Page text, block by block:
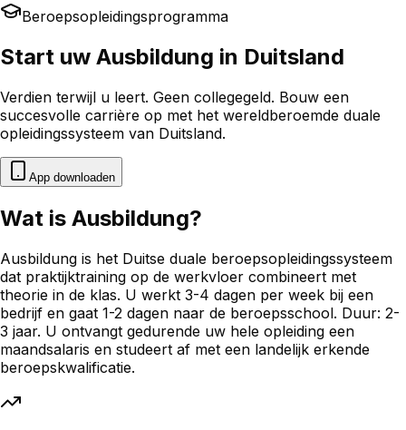
Beroepsopleidingsprogramma
Start uw Ausbildung in Duitsland
Verdien terwijl u leert. Geen collegegeld. Bouw een
succesvolle carrière op met het wereldberoemde duale
opleidingssysteem van Duitsland.
App downloaden
Wat is Ausbildung?
Ausbildung is het Duitse duale beroepsopleidingssysteem
dat praktijktraining op de werkvloer combineert met
theorie in de klas. U werkt 3-4 dagen per week bij een
bedrijf en gaat 1-2 dagen naar de beroepsschool. Duur: 2-
3 jaar. U ontvangt gedurende uw hele opleiding een
maandsalaris en studeert af met een landelijk erkende
beroepskwalificatie.